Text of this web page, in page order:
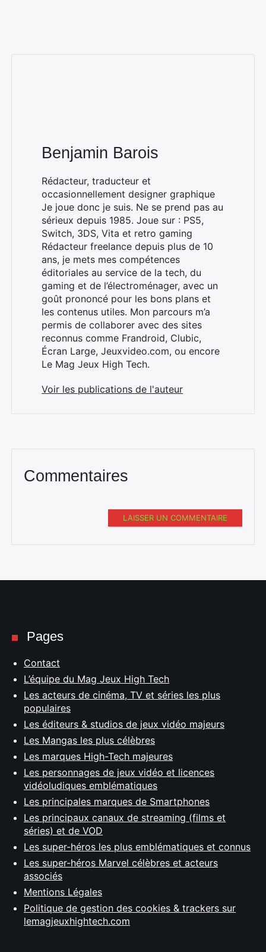
Benjamin Barois
Rédacteur, traducteur et
occasionnellement designer graphique
Je joue donc je suis. Ne se prend pas au
sérieux depuis 1985. Joue sur : PS5,
Switch, 3DS, Vita et retro gaming
Rédacteur freelance depuis plus de 10
ans, je mets mes compétences
éditoriales au service de la tech, du
gaming et de l’électroménager, avec un
goût prononcé pour les bons plans et
les contenus utiles. Mon parcours m’a
permis de collaborer avec des sites
reconnus comme Frandroid, Clubic,
Écran Large, Jeuxvideo.com, ou encore
Le Mag Jeux High Tech.
Voir les publications de l'auteur
Commentaires
LAISSER UN COMMENTAIRE
Pages
Contact
L’équipe du Mag Jeux High Tech
Les acteurs de cinéma, TV et séries les plus
populaires
Les éditeurs & studios de jeux vidéo majeurs
Les Mangas les plus célèbres
Les marques High-Tech majeures
Les personnages de jeux vidéo et licences
vidéoludiques emblématiques
Les principales marques de Smartphones
Les principaux canaux de streaming (films et
séries) et de VOD
Les super-héros les plus emblématiques et connus
Les super-héros Marvel célèbres et acteurs
associés
Mentions Légales
Politique de gestion des cookies & trackers sur
lemagjeuxhightech.com
Rechercher